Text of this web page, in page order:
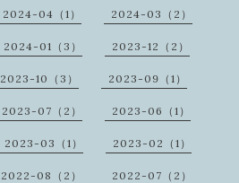
2024-04（1） 2024-03（2）
2024-01（3） 2023-12（2）
2023-10（3） 2023-09（1）
2023-07（2） 2023-06（1）
2023-03（1） 2023-02（1）
2022-08（2） 2022-07（2）